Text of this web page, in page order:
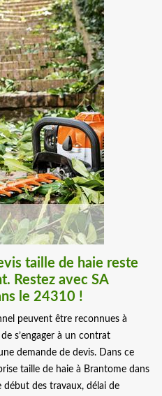
taille de haie reste
Restez avec SA
le 24310 !
peuvent être reconnues à
s’engager à un contrat
demande de devis. Dans ce
taille de haie à Brantome dans
des travaux, délai de